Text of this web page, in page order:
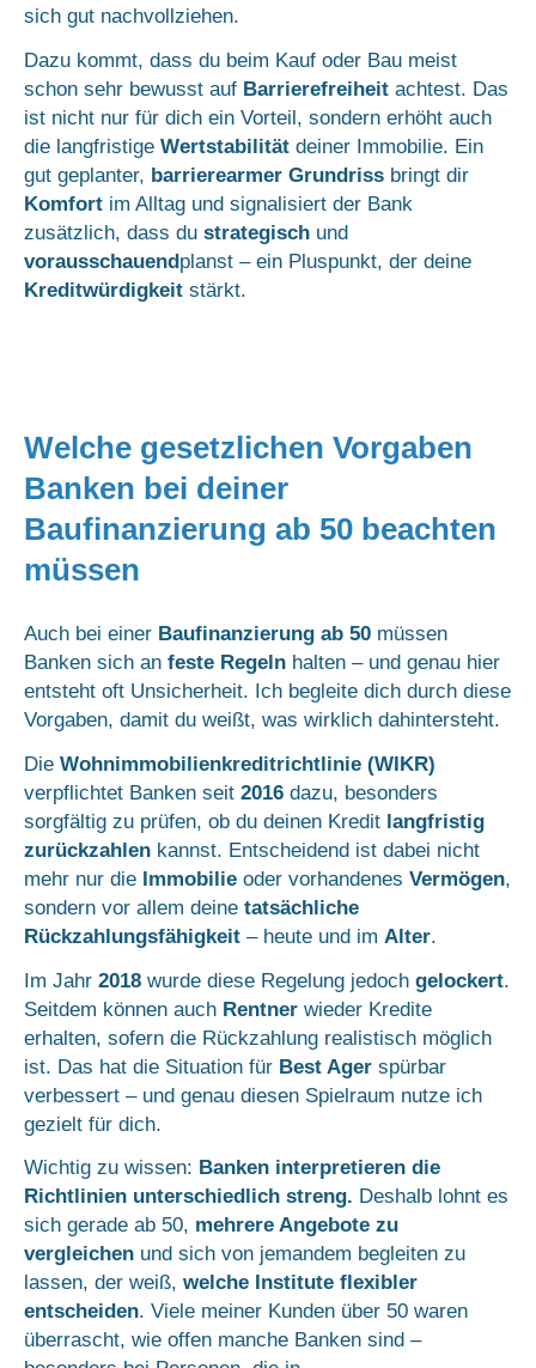
sich gut nachvollziehen.
Dazu kommt, dass du beim Kauf oder Bau meist
schon sehr bewusst auf Barrierefreiheit achtest. Das
ist nicht nur für dich ein Vorteil, sondern erhöht auch
die langfristige Wertstabilität deiner Immobilie. Ein
gut geplanter, barrierearmer Grundriss bringt dir
Komfort im Alltag und signalisiert der Bank
zusätzlich, dass du strategisch und
vorausschauendplanst – ein Pluspunkt, der deine
Kreditwürdigkeit stärkt.
Welche gesetzlichen Vorgaben
Banken bei deiner
Baufinanzierung ab 50 beachten
müssen
Auch bei einer Baufinanzierung ab 50 müssen
Banken sich an feste Regeln halten – und genau hier
entsteht oft Unsicherheit. Ich begleite dich durch diese
Vorgaben, damit du weißt, was wirklich dahintersteht.
Die Wohnimmobilienkreditrichtlinie (WIKR)
verpflichtet Banken seit 2016 dazu, besonders
sorgfältig zu prüfen, ob du deinen Kredit langfristig
zurückzahlen kannst. Entscheidend ist dabei nicht
mehr nur die Immobilie oder vorhandenes Vermögen,
sondern vor allem deine tatsächliche
Rückzahlungsfähigkeit – heute und im Alter.
Im Jahr 2018 wurde diese Regelung jedoch gelockert.
Seitdem können auch Rentner wieder Kredite
erhalten, sofern die Rückzahlung realistisch möglich
ist. Das hat die Situation für Best Ager spürbar
verbessert – und genau diesen Spielraum nutze ich
gezielt für dich.
Wichtig zu wissen: Banken interpretieren die
Richtlinien unterschiedlich streng. Deshalb lohnt es
sich gerade ab 50, mehrere Angebote zu
vergleichen und sich von jemandem begleiten zu
lassen, der weiß, welche Institute flexibler
entscheiden. Viele meiner Kunden über 50 waren
überrascht, wie offen manche Banken sind –